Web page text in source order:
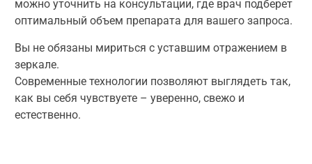
можно уточнить на консультации, где врач подберет
оптимальный объем препарата для вашего запроса.
Вы не обязаны мириться с уставшим отражением в
зеркале.
Современные технологии позволяют выглядеть так,
как вы себя чувствуете – уверенно, свежо и
естественно.